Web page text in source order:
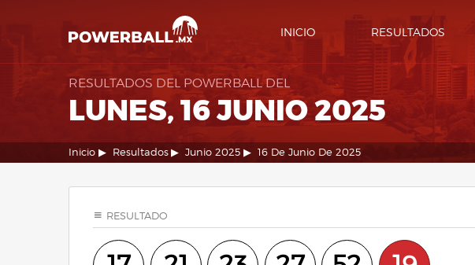
INICIO RESULTADOS
RESULTADOS DEL POWERBALL DEL
LUNES, 16 JUNIO 2025
Inicio Resultados Junio 2025 16 De Junio De 2025
RESULTADO